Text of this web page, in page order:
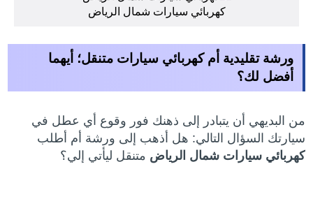
كهربائي سيارات شمال الرياض
ورشة تقليدية أم كهربائي سيارات متنقل؛ أيهما
أفضل لك؟
من البديهي أن يتبادر إلى ذهنك فور وقوع أي عطل في
سيارتك السؤال التالي: هل أذهب إلى ورشة أم أطلب
كهربائي سيارات شمال الرياض متنقل ليأتي إلي؟